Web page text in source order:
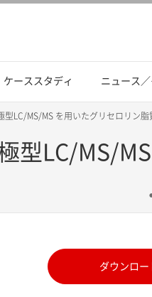
ケーススタディ ニュース
型LC/MS/MS を用いたグリセロリン脂
型LC/MS/
ダウンロー